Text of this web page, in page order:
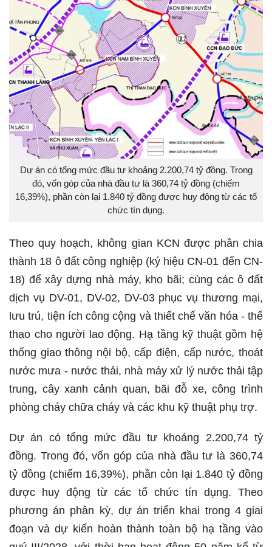
Dự án có tổng mức đầu tư khoảng 2.200,74 tỷ đồng. Trong
đó, vốn góp của nhà đầu tư là 360,74 tỷ đồng (chiếm
16,39%), phần còn lại 1.840 tỷ đồng được huy động từ các tổ
chức tín dụng.
Theo quy hoạch, không gian KCN được phân chia
thành 18 ô đất công nghiệp (ký hiệu CN-01 đến CN-
18) để xây dựng nhà máy, kho bãi; cùng các ô đất
dịch vụ DV-01, DV-02, DV-03 phục vụ thương mại,
lưu trú, tiện ích công cộng và thiết chế văn hóa - thể
thao cho người lao động. Hạ tầng kỹ thuật gồm hệ
thống giao thông nội bộ, cấp điện, cấp nước, thoát
nước mưa - nước thải, nhà máy xử lý nước thải tập
trung, cây xanh cảnh quan, bãi đỗ xe, công trình
phòng cháy chữa cháy và các khu kỹ thuật phụ trợ.
Dự án có tổng mức đầu tư khoảng 2.200,74 tỷ
đồng. Trong đó, vốn góp của nhà đầu tư là 360,74
tỷ đồng (chiếm 16,39%), phần còn lại 1.840 tỷ đồng
được huy động từ các tổ chức tín dụng. Theo
phương án phân kỳ, dự án triển khai trong 4 giai
đoạn và dự kiến hoàn thành toàn bộ hạ tầng vào